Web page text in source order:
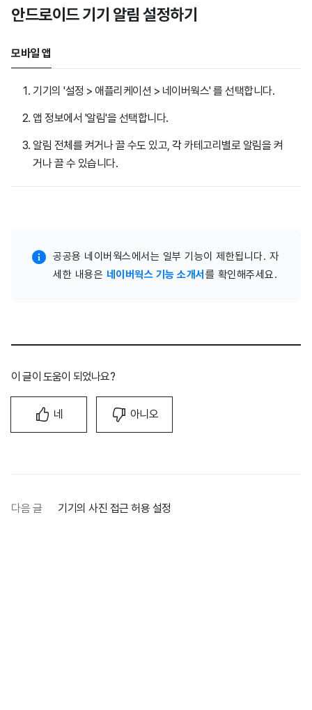
안드로이드 기기 알림 설정하기
모바일 앱
기기의 '설정 > 애플리케이션 > 네이버웍스' 를 선택합니다.
앱 정보에서 '알림'을 선택합니다.
알림 전체를 켜거나 끌 수도 있고,각카테고리별로 알림을 켜
거나 끌 수 있습니다.
공공용 네이버웍스에서는 일부 기능이 제한됩니다. 자
세한 내용은 네이버웍스 기능 소개서 를 확인해주세요.
이 글이 도움이 되었나요?
네 아니오
다음 글 기기의 사진 접근 허용 설정